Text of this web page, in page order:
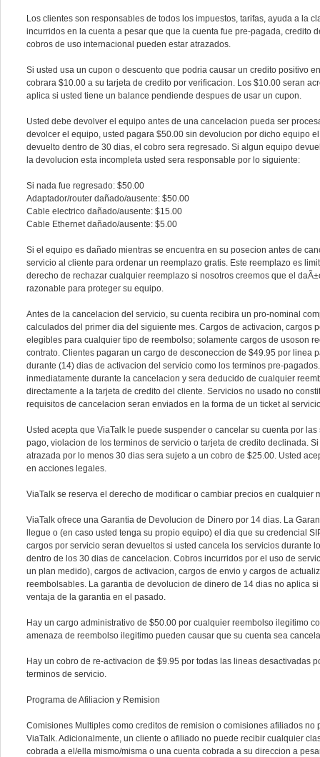
Los clientes son responsables de todos los impuestos, tarifas, ayuda a la
incurridos en la cuenta a pesar que que la cuenta fue pre-pagada, credito
cobros de uso internacional pueden estar atrazados.
Si usted usa un cupon o descuento que podria causar un credito positivo
cobrara $10.00 a su tarjeta de credito por verificacion. Los $10.00 seran
aplica si usted tiene un balance pendiende despues de usar un cupon.
Usted debe devolver el equipo antes de una cancelacion pueda ser
devolcer el equipo, usted pagara $50.00 sin devolucion por dicho equipo
devuelto dentro de 30 dias, el cobro sera regresado. Si algun equipo
la devolucion esta incompleta usted sera responsable por lo siguiente:
Si nada fue regresado: $50.00
Adaptador/router dañado/ausente: $50.00
Cable electrico dañado/ausente: $15.00
Cable Ethernet dañado/ausente: $5.00
Si el equipo es dañado mientras se encuentra en su posecion antes de
servicio al cliente para ordenar un reemplazo gratis. Este reemplazo es
derecho de rechazar cualquier reemplazo si nosotros creemos que el
razonable para proteger su equipo.
Antes de la cancelacion del servicio, su cuenta recibira un pro-nominal
calculados del primer dia del siguiente mes. Cargos de activacion, cargos
elegibles para cualquier tipo de reembolso; solamente cargos de usoson
contrato. Clientes pagaran un cargo de desconeccion de $49.95 por linea
durante (14) dias de activacion del servicio como los terminos pre-
inmediatamente durante la cancelacion y sera deducido de cualquier
directamente a la tarjeta de credito del cliente. Servicios no usado no
requisitos de cancelacion seran enviados en la forma de un ticket al
Usted acepta que ViaTalk le puede suspender o cancelar su cuenta por
pago, violacion de los terminos de servicio o tarjeta de credito declinada.
atrazada por lo menos 30 dias sera sujeto a un cobro de $25.00. Usted
en acciones legales.
ViaTalk se reserva el derecho de modificar o cambiar precios en cualquier
ViaTalk ofrece una Garantia de Devolucion de Dinero por 14 dias. La
llegue o (en caso usted tenga su propio equipo) el dia que su credencial
cargos por servicio seran devueltos si usted cancela los servicios durante
dentro de los 30 dias de cancelacion. Cobros incurridos por el uso de
un plan medido), cargos de activacion, cargos de envio y cargos de
reembolsables. La garantia de devolucion de dinero de 14 dias no aplica
ventaja de la garantia en el pasado.
Hay un cargo administrativo de $50.00 por cualquier reembolso ilegitimo
amenaza de reembolso ilegitimo pueden causar que su cuenta sea
Hay un cobro de re-activacion de $9.95 por todas las lineas desactivadas
terminos de servicio.
Programa de Afiliacion y Remision
Comisiones Multiples como creditos de remision o comisiones afiliados
ViaTalk. Adicionalmente, un cliente o afiliado no puede recibir cualquier
cobrada a el/ella mismo/misma o una cuenta cobrada a su direccion a